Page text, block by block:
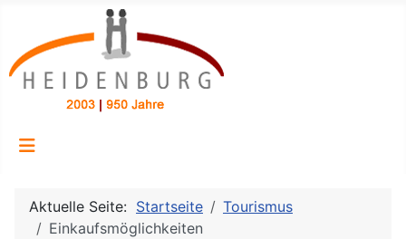
Aktuelle Seite: Startseite
Tourismus
Einkaufsmöglichkeiten